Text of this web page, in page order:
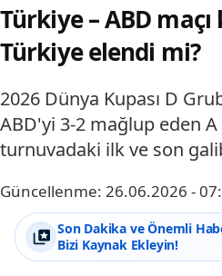
Türkiye – ABD
Türkiye elendi mi?
2026 Dünya Kupası D
ABD'yi 3-2 mağlup eden A
turnuvadaki ilk ve son
Güncellenme: 26.06.2026 -
Son Dakika ve Önemli
Bizi Kaynak Ekleyin!